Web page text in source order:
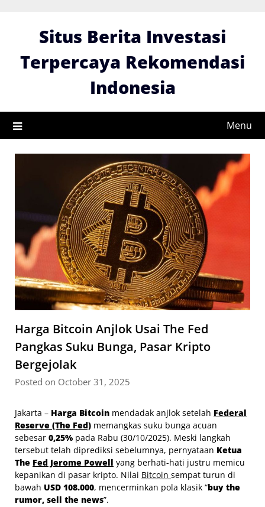
Situs Berita Investasi
Terpercaya Rekomendasi
Indonesia
Menu
Harga Bitcoin Anjlok Usai The Fed
Pangkas Suku Bunga, Pasar Kripto
Bergejolak
Posted on October 31, 2025
Jakarta – Harga Bitcoin mendadak anjlok setelah Federal
Reserve (The Fed) memangkas suku bunga acuan
sebesar 0,25% pada Rabu (30/10/2025). Meski langkah
tersebut telah diprediksi sebelumnya, pernyataan Ketua
The Fed Jerome Powell yang berhati-hati justru memicu
kepanikan di pasar kripto. Nilai Bitcoin sempat turun di
bawah USD 108.000, mencerminkan pola klasik “buy the
rumor, sell the news”.